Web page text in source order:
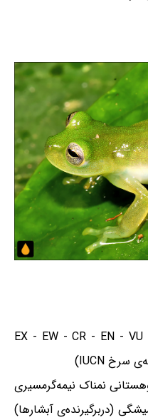
نمناک نیمه‌گرمسیری
(دربرگیرنده‌ی آبشارها)